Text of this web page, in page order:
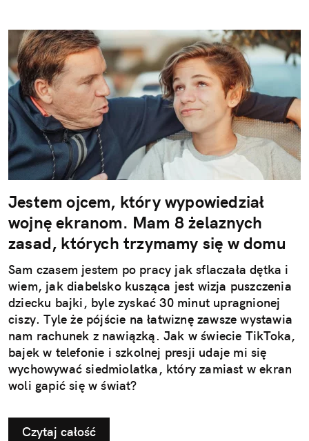
Jestem ojcem, który wypowiedział
wojnę ekranom. Mam 8 żelaznych
zasad, których trzymamy się w domu
Sam czasem jestem po pracy jak sflaczała dętka i
wiem, jak diabelsko kusząca jest wizja puszczenia
dziecku bajki, byle zyskać 30 minut upragnionej
ciszy. Tyle że pójście na łatwiznę zawsze wystawia
nam rachunek z nawiązką. Jak w świecie TikToka,
bajek w telefonie i szkolnej presji udaje mi się
wychowywać siedmiolatka, który zamiast w ekran
woli gapić się w świat?
Czytaj całość